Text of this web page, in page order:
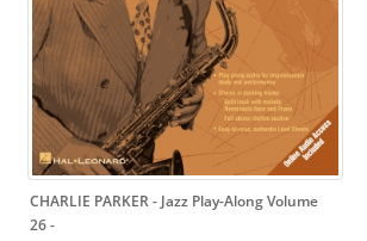
CHARLIE PARKER - Jazz Play-Along Volume
26-